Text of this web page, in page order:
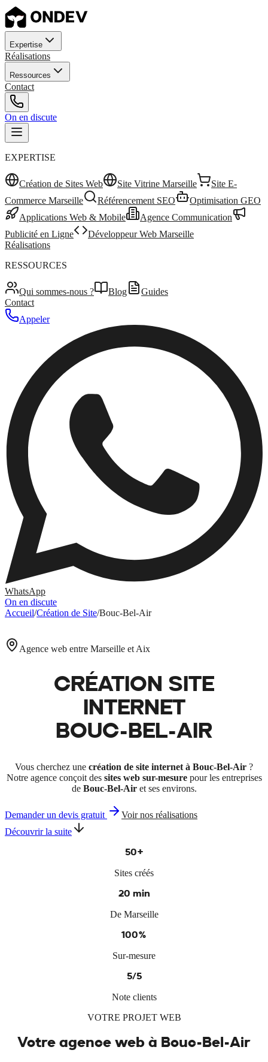
Expertise
Réalisations
Ressources
Contact
On en discute
EXPERTISE
Création de Sites Web Site Vitrine Marseille
Site E-
Commerce Marseille
Référencement SEO
Optimisation GEO
Applications Web & Mobile
Agence Communication
Publicité en Ligne
Développeur Web Marseille
Réalisations
RESSOURCES
Qui sommes-nous ? Blog
Guides
Contact
Appeler
WhatsApp
On en discute
Accueil/Création de Site/Bouc-Bel-Air
Agence web entre Marseille et Aix
CRÉATION SITE
INTERNET
BOUC-BEL-AIR
Vous cherchez une création de site internet à Bouc-Bel-Air ?
Notre agence conçoit des sites web sur-mesurepour les entreprises
de Bouc-Bel-Airet ses environs.
Demander un devis gratuit
Voir nos réalisations
Découvrir la suite
50+
Sites créés
20 min
De Marseille
100%
Sur-mesure
5/5
Note clients
VOTRE PROJET WEB
Votre agence web à Bouc-Bel-Air